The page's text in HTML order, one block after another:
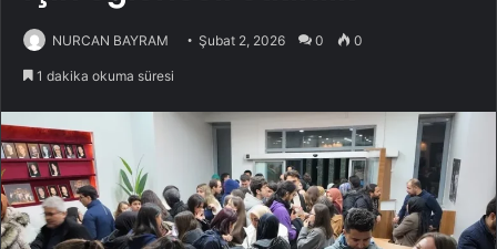
NURCAN BAYRAM Şubat 2, 2026 0 0
1 dakika okuma süresi